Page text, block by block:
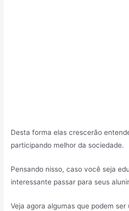
Desta forma elas crescerão
participando melhor da sociedade.
Pensando nisso, caso você seja
interessante passar para seus
Veja agora algumas que podem